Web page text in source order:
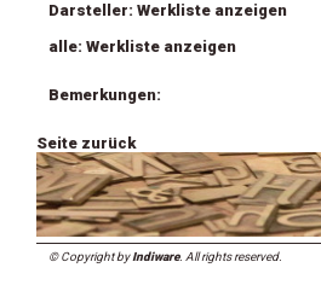
Darsteller: Werkliste anzeigen
alle: Werkliste anzeigen
Bemerkungen:
Seite zurück
© Copyright byIndiware. All rights reserved.